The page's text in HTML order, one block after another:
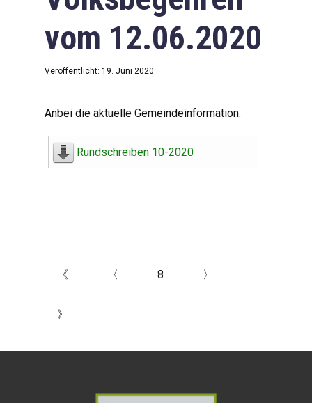
vom 12.06.2020
Veröffentlicht: 19. Juni 2020
Anbei die aktuelle Gemeindeinformation:
Rundschreiben 10-2020
《 〈 8 〉
》